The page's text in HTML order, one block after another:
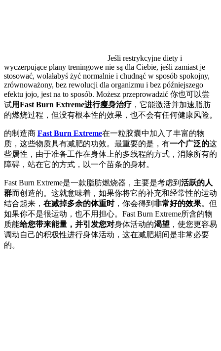
Jeśli restrykcyjne diety i
wyczerpujące plany treningowe nie są dla Ciebie, jeśli zamiast je
stosować, wolałabyś żyć normalnie i chudnąć w sposób spokojny,
zrównoważony, bez rewolucji dla organizmu i bez późniejszego
efektu jojo, jest na to sposób. Możesz przeprowadzić 你也可以尝
试用Fast Burn Extreme进行瘦身治疗 ，它能激活并加速脂肪
的燃烧过程，但没有根本性的效果，也不会有任何健康风险。
的制造商 Fast Burn Extreme在一粒胶囊中加入了丰富的物
质，这些物质具有减肥的功效。最重要的是，有一个广泛的这
些属性，由于准备工作在身体上的多线程的方式，消除所有的
障碍，站在它的方式，以一个苗条的身材。
Fast Burn Extreme是一款脂肪燃烧器，主要是考虑到 活跃的人
群而创造的。这就意味着，如果你将它的补充和经常性的运动
结合起来， 在减掉多余的体重时，你会得到 非常好的效果。但
如果你不是很运动，也不用担心。Fast Burn Extreme所含的物
质能给您带来能量，并引发您对身体活动的渴望 ，使您更容易
调动自己的积极性进行身体活动，这在减肥期间是非常必要
的。